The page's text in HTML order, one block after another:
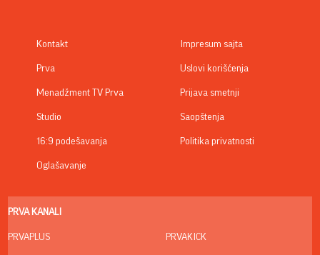
Kontakt
Prva
Menadžment TV Prva
Studio
16:9 podešavanja
Oglašavanje
Impresum sajta
Uslovi korišćenja
Prijava smetnji
Saopštenja
Politika privatnosti
PRVA KANALI
PRVAPLUS PRVAKICK